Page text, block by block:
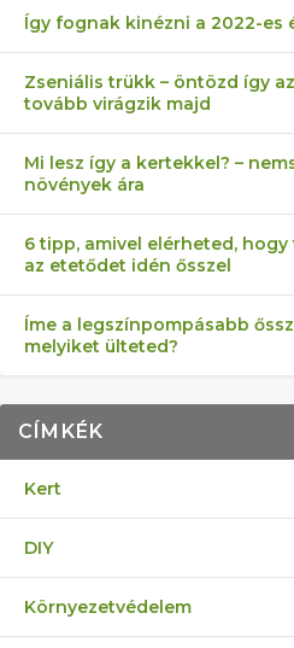
Így fognak kinézni a 2022-es
Zseniális trükk – öntözd így
tovább virágzik majd
Mi lesz így a kertekkel? –
növények ára
6 tipp, amivel elérheted,
az etetődet idén ősszel
Íme a legszínpompásabb
melyiket ülteted?
CÍMKÉK
Kert
DIY
Környezetvédelem